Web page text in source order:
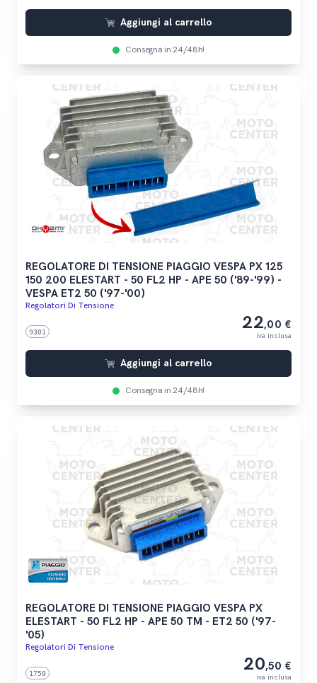
Aggiungi al carrello
Consegna in 24/48h!
REGOLATORE DI TENSIONE PIAGGIO VESPA PX 125
150 200 ELESTART - 50 FL2 HP - APE 50 ('89-'99) -
VESPA ET2 50 ('97-'00)
Regolatori Di Tensione
9301 22,00 €
iva inclusa
Aggiungi al carrello
Consegna in 24/48h!
REGOLATORE DI TENSIONE PIAGGIO VESPA PX
ELESTART - 50 FL2 HP - APE 50 TM - ET2 50 ('97-
'05)
Regolatori Di Tensione
1750 20,50 €
iva inclusa